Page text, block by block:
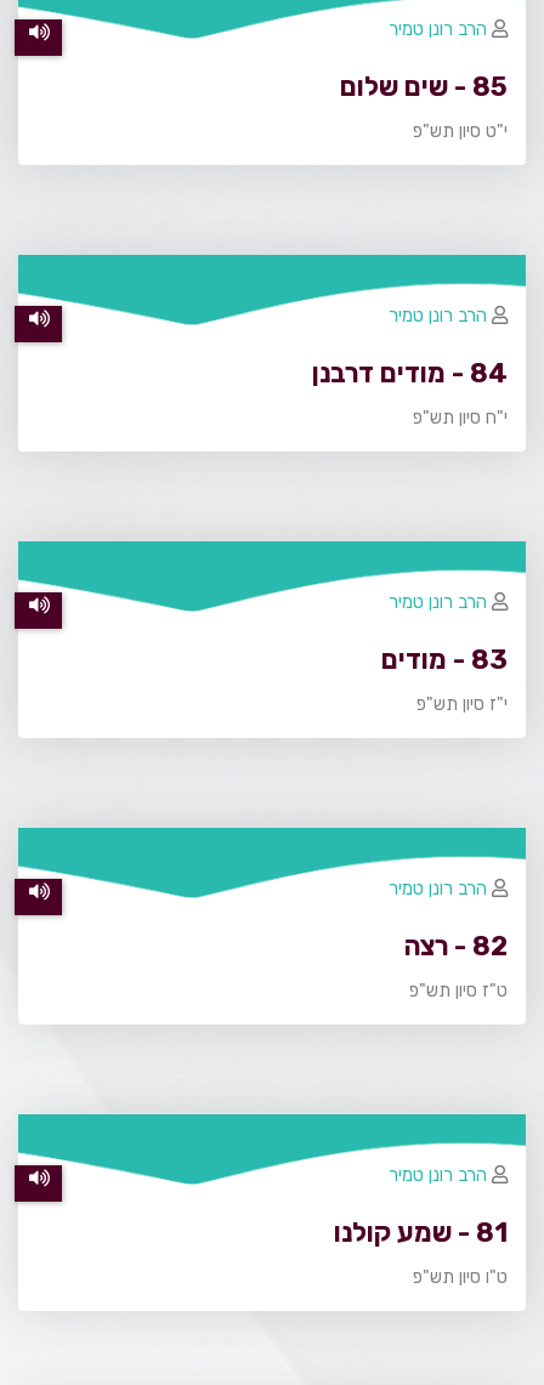
85 - שים שלום
י"ט סיון תש"פ
הרב רונן טמיר
84 - מודים דרבנן
י"ח סיון תש"פ
הרב רונן טמיר
83 - מודים
י"ז סיון תש"פ
הרב רונן טמיר
82 - רצה
ט"ז סיון תש"פ
הרב רונן טמיר
81 - שמע קולנו
ט"ו סיון תש"פ
הרב רונן טמיר